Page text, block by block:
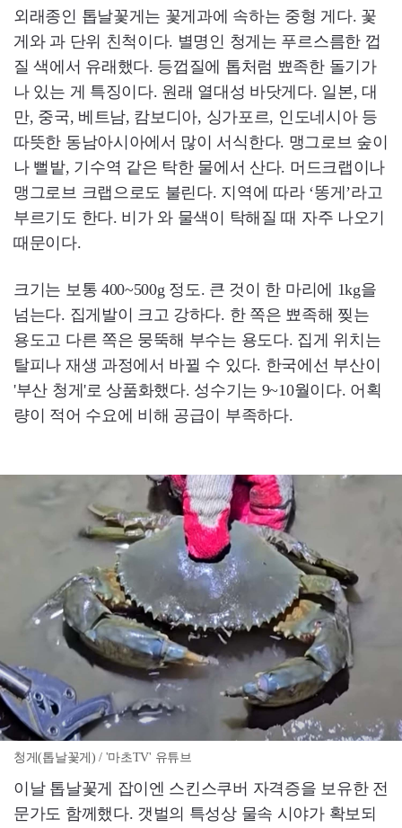
외래종인 톱날꽃게는 꽃게과에 속하는 중형 게다. 꽃
게와 과 단위 친척이다. 별명인 청게는 푸르스름한 껍
질 색에서 유래했다. 등껍질에 톱처럼 뾰족한 돌기가
나 있는 게 특징이다. 원래 열대성 바닷게다. 일본, 대
만, 중국, 베트남, 캄보디아, 싱가포르, 인도네시아 등
따뜻한 동남아시아에서 많이 서식한다. 맹그로브 숲이
나 뻘밭, 기수역 같은 탁한 물에서 산다. 머드크랩이나
맹그로브 크랩으로도 불린다. 지역에 따라 ‘똥게’라고
부르기도 한다. 비가 와 물색이 탁해질 때 자주 나오기
때문이다.
크기는 보통 400~500g 정도. 큰 것이 한 마리에 1kg을
넘는다. 집게발이 크고 강하다. 한 쪽은 뾰족해 찢는
용도고 다른 쪽은 뭉뚝해 부수는 용도다. 집게 위치는
탈피나 재생 과정에서 바뀔 수 있다. 한국에선 부산이
'부산 청게'로 상품화했다. 성수기는 9~10월이다. 어획
량이 적어 수요에 비해 공급이 부족하다.
청게(톱날꽃게) / '마초TV' 유튜브
이날 톱날꽃게 잡이엔 스킨스쿠버 자격증을 보유한 전
문가도 함께했다. 갯벌의 특성상 물속 시야가 확보되